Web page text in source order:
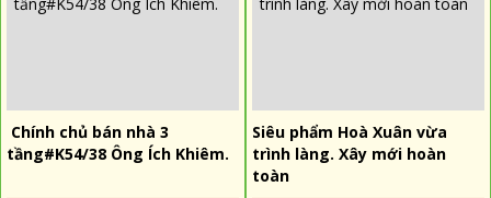
Chính chủ bán nhà 3
tầng#K54/38 Ông Ích Khiêm.
Siêu phẩm Hoà Xuân vừa
trình làng. Xây mới hoàn
toàn